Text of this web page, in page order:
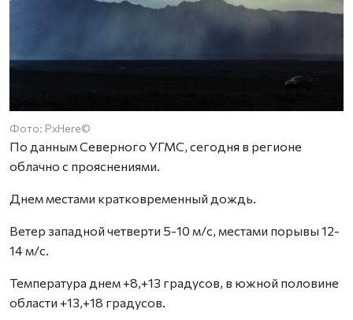
Фото: PxHere©
По данным Северного УГМС, сегодня в регионе
облачно с прояснениями.
Днем местами кратковременный дождь.
Ветер западной четверти 5-10 м/с, местами порывы 12-
14 м/с.
Температура днем +8,+13 градусов, в южной половине
области +13,+18 градусов.